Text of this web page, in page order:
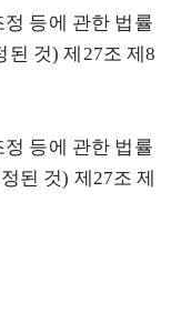
등에 관한 법률
된 것) 제27조 제8
등에 관한 법률
된 것) 제27조 제